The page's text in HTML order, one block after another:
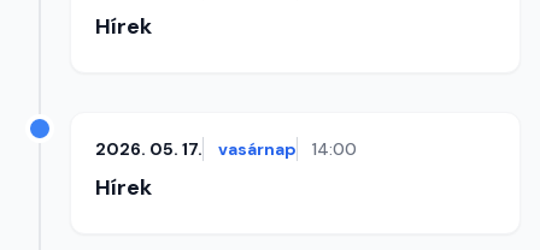
Hírek
2026. 05. 17. vasárnap 14:00
Hírek